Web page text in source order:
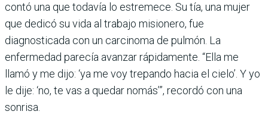
contó una que todavía lo estremece. Su tía, una mujer
que dedicó su vida al trabajo misionero, fue
diagnosticada con un carcinoma de pulmón. La
enfermedad parecía avanzar rápidamente. “Ella me
llamó y me dijo: ‘ya me voy trepando hacia el cielo’. Y yo
le dije: ‘no, te vas a quedar nomás’”, recordó con una
sonrisa.